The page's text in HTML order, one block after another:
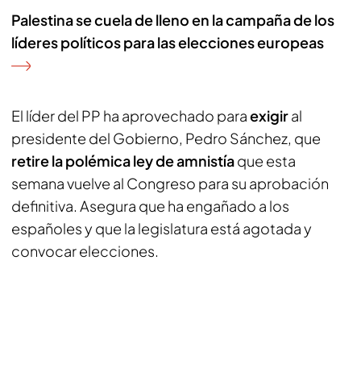
Palestina se cuela de lleno en la campaña de los
líderes políticos para las elecciones europeas
El líder del PP ha aprovechado paraexigiral
presidente del Gobierno, Pedro Sánchez, que
retire la polémica ley de amnistíaque esta
semana vuelve al Congreso para su aprobación
definitiva. Asegura que ha engañado a los
españoles y que la legislatura está agotada y
convocar elecciones.